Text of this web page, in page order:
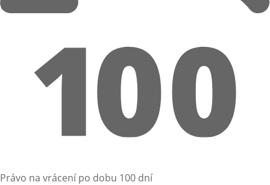
Právo na vrácení po dobu 100 dní